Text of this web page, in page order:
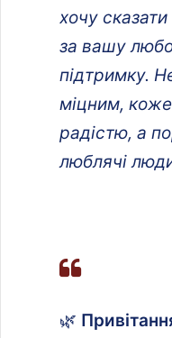
хочу
за вашу
підтримку.
міцним,
радістю, а
люблячі
🌿